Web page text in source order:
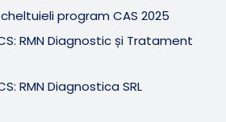
program CAS 2025
RMN Diagnostic și Tratament
RMN Diagnostica SRL